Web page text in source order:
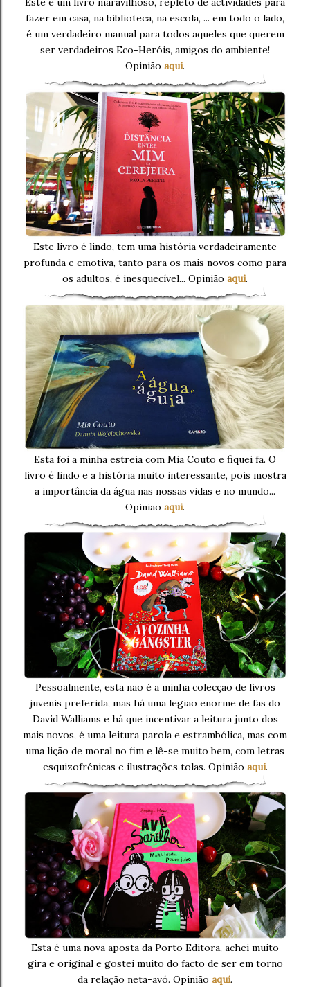
fazer em casa, na biblioteca, na escola, ... em todo o lado,
é um verdadeiro manual para todos aqueles que querem
ser verdadeiros Eco-Heróis, amigos do ambiente!
Opinião aqui.
Este livro é lindo, tem uma história verdadeiramente
profunda e emotiva, tanto para os mais novos como para
os adultos, é inesquecível... Opinião aqui.
Esta foi a minha estreia com Mia Couto e fiquei fã. O
livro é lindo e a história muito interessante, pois mostra
a importância da água nas nossas vidas e no mundo...
Opinião aqui.
Pessoalmente, esta não é a minha colecção de livros
juvenis preferida, mas há uma legião enorme de fãs do
David Walliams e há que incentivar a leitura junto dos
mais novos, é uma leitura parola e estrambólica, mas com
uma lição de moral no fim e lê-se muito bem, com letras
esquizofrénicas e ilustrações tolas. Opinião aqui.
Esta é uma nova aposta da Porto Editora, achei muito
gira e original e gostei muito do facto de ser em torno
da relação neta-avó. Opinião aqui.